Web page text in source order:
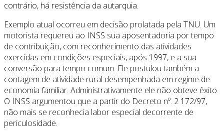
contrário, há resistência da autarquia.
Exemplo atual ocorreu em decisão prolatada pela TNU. Um
motorista requereu ao INSS sua aposentadoria por tempo
de contribuição, com reconhecimento das atividades
exercidas em condições especiais, após 1997, e a sua
conversão para tempo comum. Ele postulou também a
contagem de atividade rural desempenhada em regime de
economia familiar. Administrativamente ele não obteve êxito.
O INSS argumentou que a partir do Decreto nº. 2 172/97,
não mais se reconhecia labor especial decorrente de
periculosidade.